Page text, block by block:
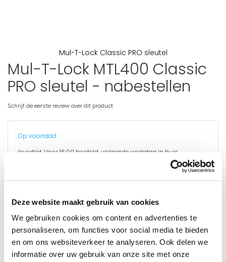
Deze website maakt gebruik van cookies
We gebruiken cookies om content en advertenties te
personaliseren, om functies voor social media te bieden
en om ons websiteverkeer te analyseren. Ook delen we
informatie over uw gebruik van onze site met onze
Mul-T-Lock MTL400 Classic
PRO sleutel - nabestellen
Schrijf de eerste review over dit product
Op voorraad
levertijd:Voor 16:00 besteld, volgende werkdag in huis
Classic PRO sleutels bijbestellen.LET OP:de code 3829 dient
Mul-T-Lock MTL400 Classic Pro sleutel. Staat er een andere
code op het sleutelcertificaat dan kan de
sleutelNIETnagemaakt worden.
Mul-T-Lock Classic PRO sleutel
Ga
naar
het
begin
van
afbeeldingen-
gallerij